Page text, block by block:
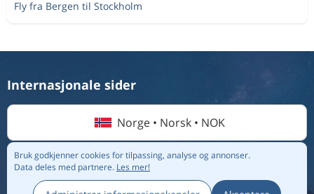
Bergen
Riga
Palanga
Fly fra Bergen til Stockholm
Bruk godkjenner cookies for tilpassing, analyse og annonser.
Data deles med partnere. Les mer!
Internasjonale sider
Norge • Norsk • NOK
© 2026 Flightmate AB |Destinasjoner
Om oss
Personvernregler